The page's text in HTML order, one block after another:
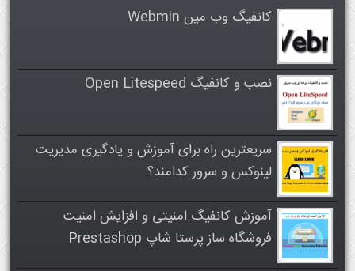
کانفیگ وب مین Webmin
نصب و کانفیگ Open Litespeed
سریعترین راه برای آموزش و یادگیری مدیریت
لینوکس و سرور کدامند؟
آموزش کانفیگ امنیتی و افزایش امنیت
فروشگاه ساز پرستا شاپ Prestashop